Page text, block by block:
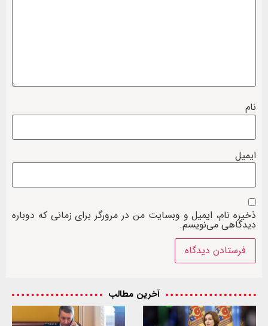
نام
ایمیل
ذخیره نام، ایمیل و وبسایت من در مرورگر برای زمانی که دوباره
دیدگاهی می‌نویسم.
آخرین مطالب